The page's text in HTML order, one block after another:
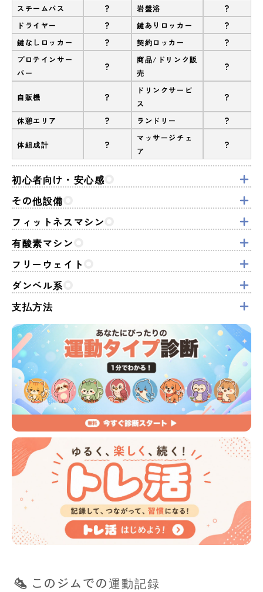
スチームバス ? 岩盤浴 ?
ドライヤー ? 鍵ありロッカー ?
鍵なしロッカー ? 契約ロッカー ?
プロテインサー
バー
?
商品/ドリンク販
売
?
自販機 ?
ドリンクサービ
ス
?
休憩エリア ? ランドリー ?
体組成計 ?
マッサージチェ
ア
?
初心者向け・安心感
その他設備
フィットネスマシン
有酸素マシン
フリーウェイト
ダンベル系
支払方法
このジムでの運動記録